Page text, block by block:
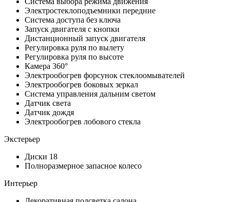
Электростеклоподъемники передние
Система доступа без ключа
Запуск двигателя с кнопки
Дистанционный запуск двигателя
Регулировка руля по вылету
Регулировка руля по высоте
Камера 360°
Электрообогрев форсунок стеклоомывателей
Электрообогрев боковых зеркал
Система управления дальним светом
Датчик света
Датчик дождя
Электрообогрев лобового стекла
Экстерьер
Диски 18
Полноразмерное запасное колесо
Интерьер